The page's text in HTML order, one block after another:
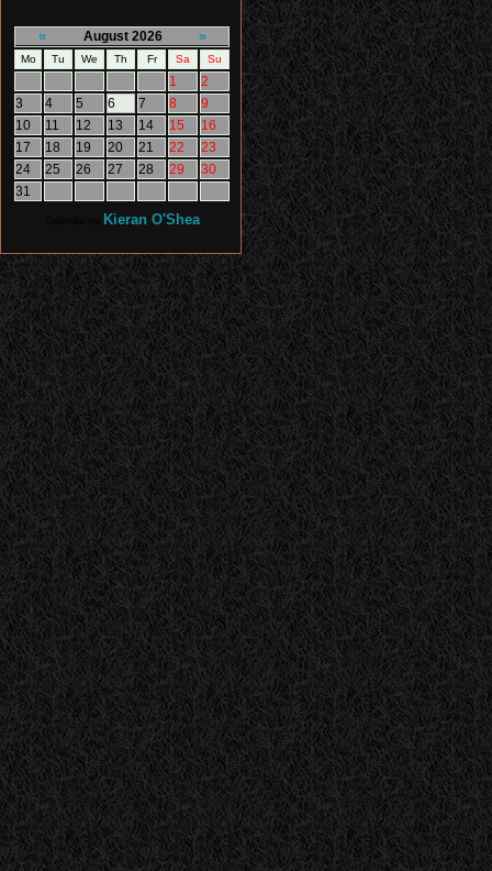
« August 2026 »
Mo Tu We Th Fr Sa Su
1
2
3
4 5 6 7 8
9
10
11 12 13 14 15
16
17
18 19 20 21 22
23
24
25 26 27 28 29
30
31
Kieran O'Shea